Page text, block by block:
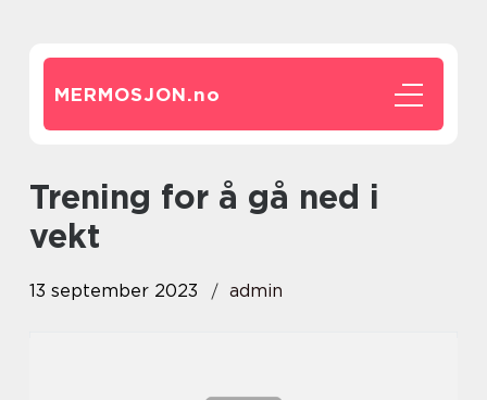
MERMOSJON.no
trening for å gå ned i
vekt
13 september 2023 admin